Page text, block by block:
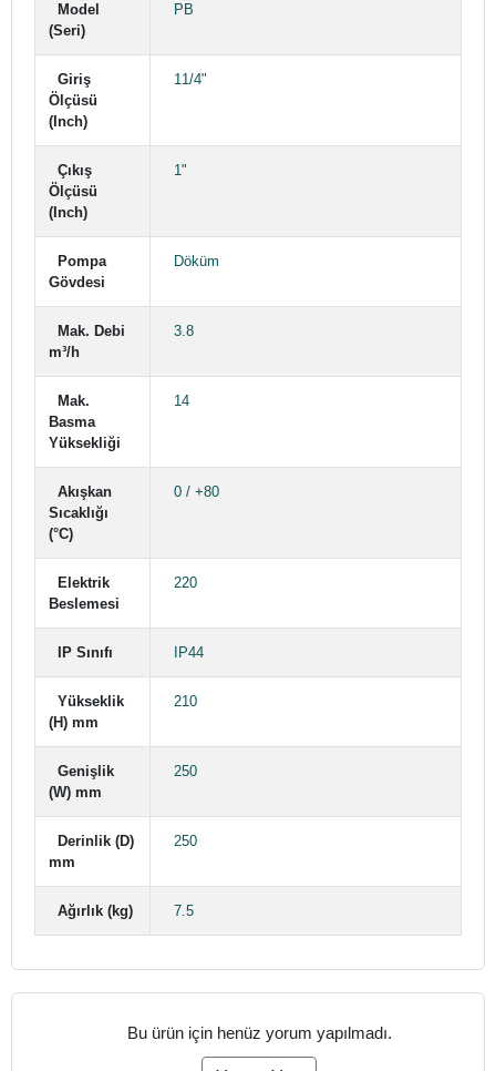
Model
(Seri)
PB
Giriş
Ölçüsü
(Inch)
11/4"
Çıkış
Ölçüsü
(Inch)
1"
Pompa
Gövdesi
Döküm
Mak. Debi
m³/h
3.8
Mak.
Basma
Yüksekliği
14
Akışkan
Sıcaklığı
(°C)
0 / +80
Elektrik
Beslemesi
220
IP Sınıfı IP44
Yükseklik
(H) mm
210
Genişlik
(W) mm
250
Derinlik (D)
mm
250
Ağırlık (kg) 7.5
Bu ürün için henüz yorum yapılmadı.